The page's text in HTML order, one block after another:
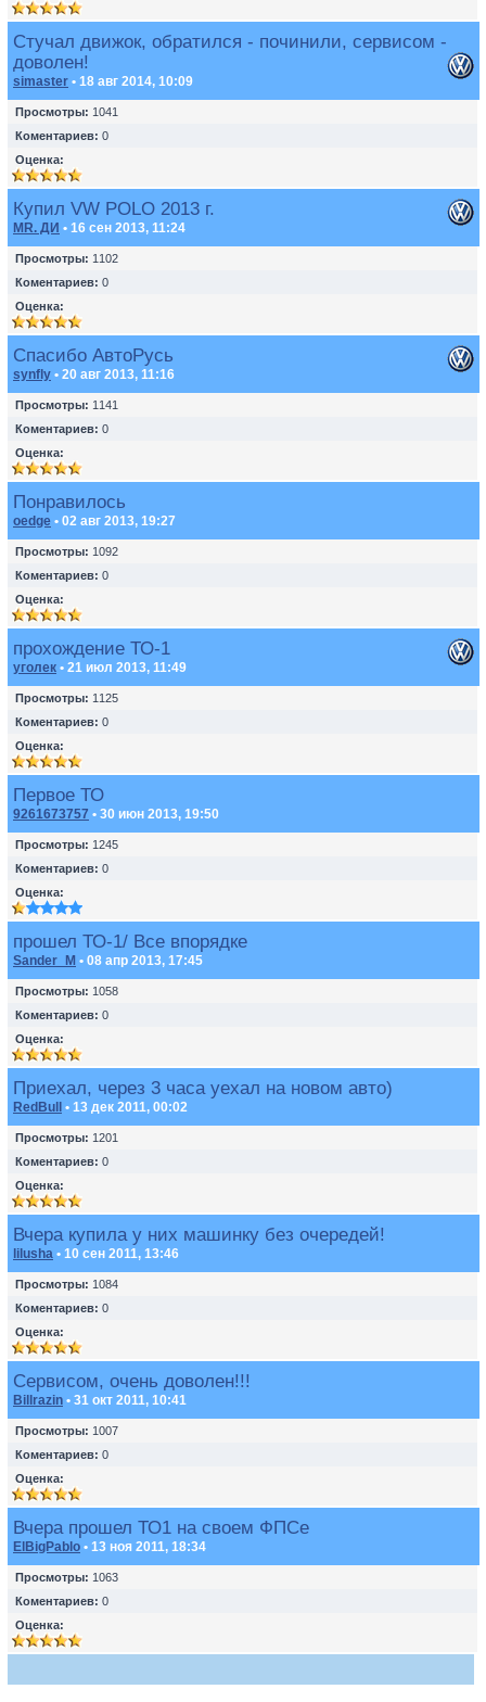
Стучал движок, обратился - починили, сервисом -
доволен!
simaster • 18 авг 2014, 10:09
Просмотры: 1041
Коментариев: 0
Оценка:
Купил VW POLO 2013 г.
MR. ДИ • 16 сен 2013, 11:24
Просмотры: 1102
Коментариев: 0
Оценка:
Спасибо АвтоРусь
synfly • 20 авг 2013, 11:16
Просмотры: 1141
Коментариев: 0
Оценка:
Понравилось
oedge • 02 авг 2013, 19:27
Просмотры: 1092
Коментариев: 0
Оценка:
прохождение ТО-1
уголек • 21 июл 2013, 11:49
Просмотры: 1125
Коментариев: 0
Оценка:
Первое ТО
9261673757 • 30 июн 2013, 19:50
Просмотры: 1245
Коментариев: 0
Оценка:
прошел ТО-1/ Все впорядке
Sander_M • 08 апр 2013, 17:45
Просмотры: 1058
Коментариев: 0
Оценка:
Приехал, через 3 часа уехал на новом авто)
RedBull • 13 дек 2011, 00:02
Просмотры: 1201
Коментариев: 0
Оценка:
Вчера купила у них машинку без очередей!
lilusha • 10 сен 2011, 13:46
Просмотры: 1084
Коментариев: 0
Оценка:
Сервисом, очень доволен!!!
Billrazin • 31 окт 2011, 10:41
Просмотры: 1007
Коментариев: 0
Оценка:
Вчера прошел ТО1 на своем ФПСе
ElBigPablo • 13 ноя 2011, 18:34
Просмотры: 1063
Коментариев: 0
Оценка: